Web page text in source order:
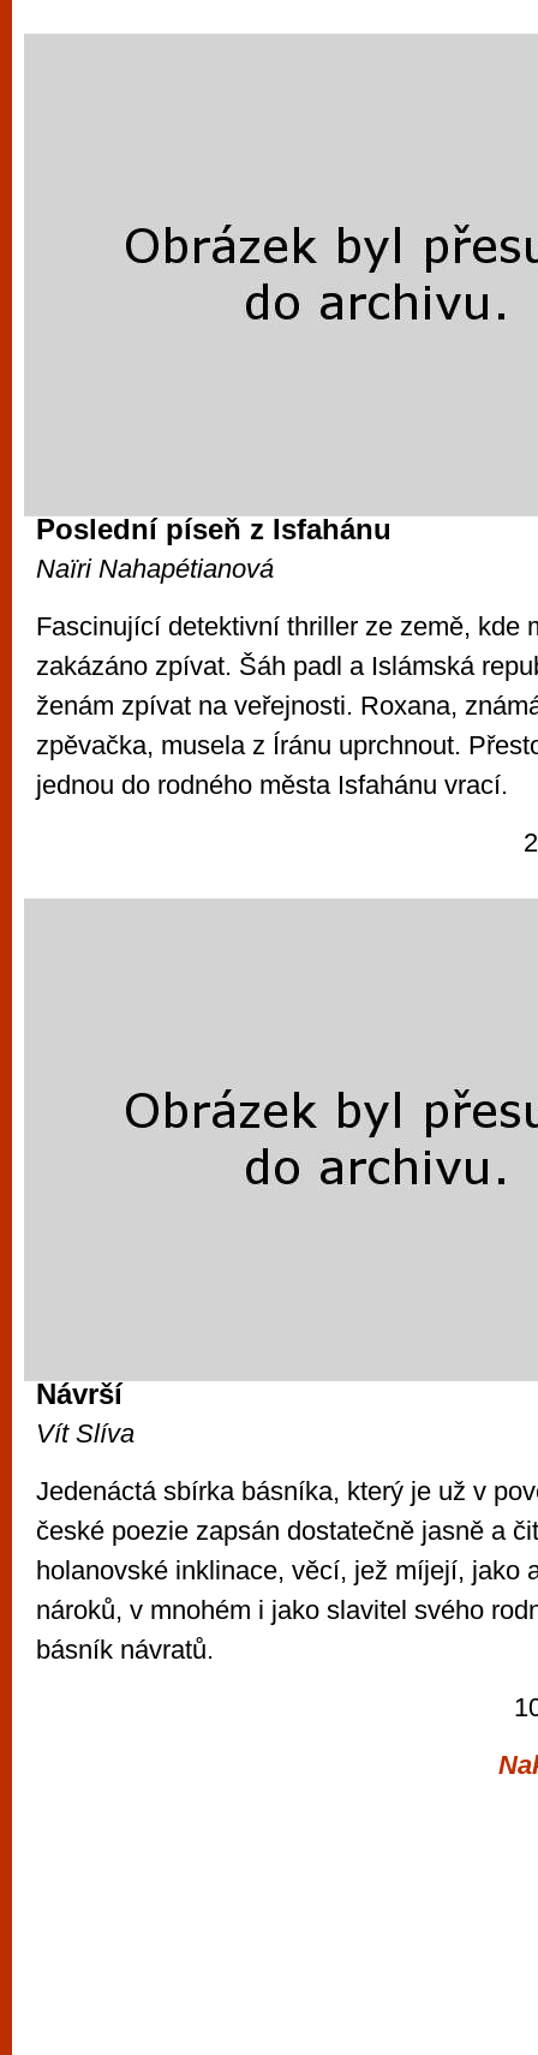
Poslední píseň z Isfahánu
Naïri Nahapétianová
Fascinující detektivní thriller ze země, kde
zakázáno zpívat. Šáh padl a Islámská
ženám zpívat na veřejnosti. Roxana,
zpěvačka, musela z Íránu uprchnout.
jednou do rodného města Isfahánu vrací.
Návrší
Vít Slíva
Jedenáctá sbírka básníka, který je už v
české poezie zapsán dostatečně jasně a
holanovské inklinace, věcí, jež míjejí, jako
nároků, v mnohém i jako slavitel svého
básník návratů.